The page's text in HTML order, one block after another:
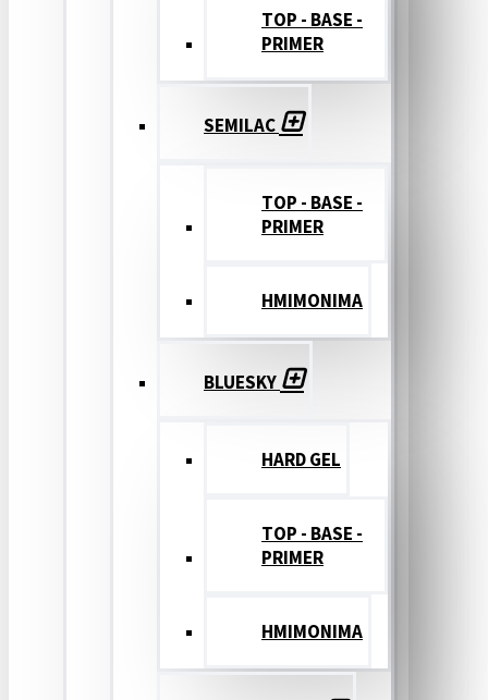
TOP - BASE -
PRIMER
SEMILAC
TOP - BASE -
PRIMER
ΗΜΙΜΟΝΙΜΑ
BLUESKY
HARD GEL
TOP - BASE -
PRIMER
ΗΜΙΜΟΝΙΜΑ